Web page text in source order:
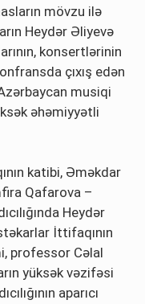
mövzu ilə
Heydər Əliyevə
konsertlərinin
çıxış edən
musiqi
əhəmiyyətli
katibi, Əməkdar
Qafarova –
Heydər
İttifaqının
professor Cəlal
yüksək vəzifəsi
aparıcı